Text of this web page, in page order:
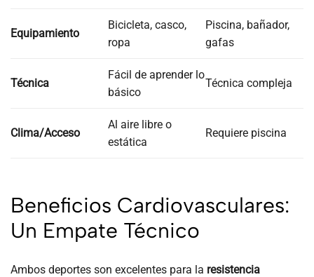
Equipamiento
Bicicleta, casco,
ropa
Piscina, bañador,
gafas
Técnica
Fácil de aprender lo
básico
Técnica compleja
Clima/Acceso
Al aire libre o
estática
Requiere piscina
Beneficios Cardiovasculares:
Un Empate Técnico
Ambos deportes son excelentes para la resistencia